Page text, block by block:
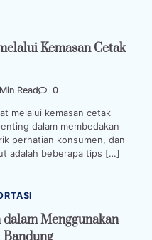
Kemasan Cetak
Read 0
melalui kemasan cetak
dalam membedakan
perhatian konsumen, dan
adalah beberapa tips […]
Menggunakan